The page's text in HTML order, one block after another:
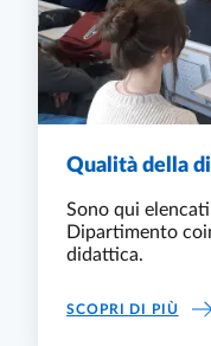
Qualità della
Sono qui
Dipartimento
didattica.
SCOPRI DI PIÙ